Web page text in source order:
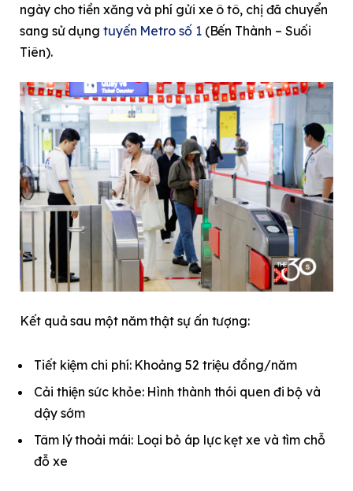
ngày cho tiền xăng và phí gửi xe ô tô, chị đã chuyển
sang sử dụng tuyến Metro số 1(Bến Thành – Suối
Tiên).
Kết quả sau một năm thật sự ấn tượng:
Tiết kiệm chi phí: Khoảng 52 triệu đồng/năm
Cải thiện sức khỏe: Hình thành thói quen đi bộ và
dậy sớm
Tâm lý thoải mái: Loại bỏ áp lực kẹt xe và tìm chỗ
đỗ xe